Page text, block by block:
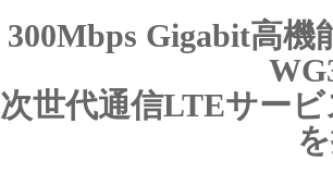
300Mbps Gigabit高
次世代通信LTEサー